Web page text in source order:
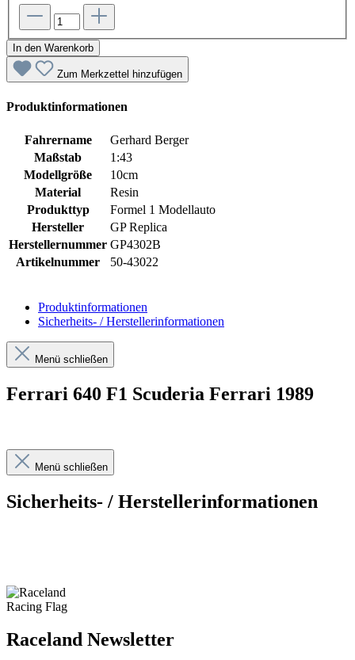
In den Warenkorb
Zum Merkzettel hinzufügen
Produktinformationen
Fahrername
Gerhard Berger
Maßstab
1:43
Modellgröße
10cm
Material
Resin
Produkttyp
Formel 1 Modellauto
Hersteller
GP Replica
Herstellernummer GP4302B
Artikelnummer
50-43022
Produktinformationen
Sicherheits- / Herstellerinformationen
Menü schließen
Ferrari 640 F1 Scuderia Ferrari 1989
Menü schließen
Sicherheits- / Herstellerinformationen
Raceland Newsletter